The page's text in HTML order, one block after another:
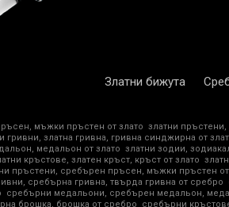
Златни бижута
мъжки пръстен от злато златни
гривни, златна гривна, гривна синджирна от
медальон от злато златни зодии,
кръстове, златен кръст, кръст от злато
пръстени, сребърен пръсен, мъжки пръстен
сребърна гривна, твърда гривна от сребро
сребърни медальони, сребърен медальон,
брошка, брошка от сребро
сребърни